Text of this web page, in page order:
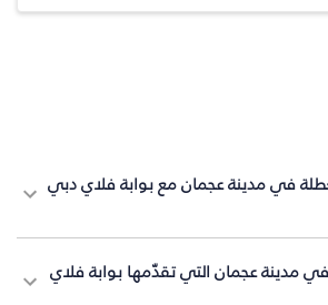
في مدينة عجمان مع بوابة فلاي دبي
مدينة عجمان التي تقدّمها بوابة فلاي